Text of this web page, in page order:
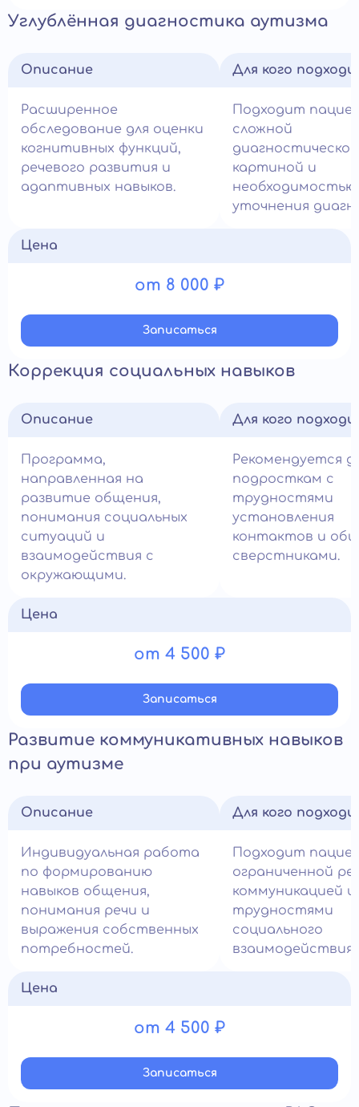
Углублённая диагностика аутизма
Описание
Расширенное
обследование для оценки
когнитивных функций,
речевого развития и
адаптивных навыков.
Для кого
Подходит
сложной
диагностической
картиной и
необходимостью
уточнения
Цена
от 8 000 ₽
Записатьcя
Коррекция социальных навыков
Описание
Программа,
направленная на
развитие общения,
понимания социальных
ситуаций и
взаимодействия с
окружающими.
Для кого
Рекомендуется
подросткам с
трудностями
установления
контактов и
сверстниками.
Цена
от 4 500 ₽
Записатьcя
Развитие коммуникативных навыков
при аутизме
Описание
Индивидуальная работа
по формированию
навыков общения,
понимания речи и
выражения собственных
потребностей.
Для кого
Подходит
ограниченной
коммуникацией и
трудностями
социального
взаимодействия.
Цена
от 4 500 ₽
Записатьcя